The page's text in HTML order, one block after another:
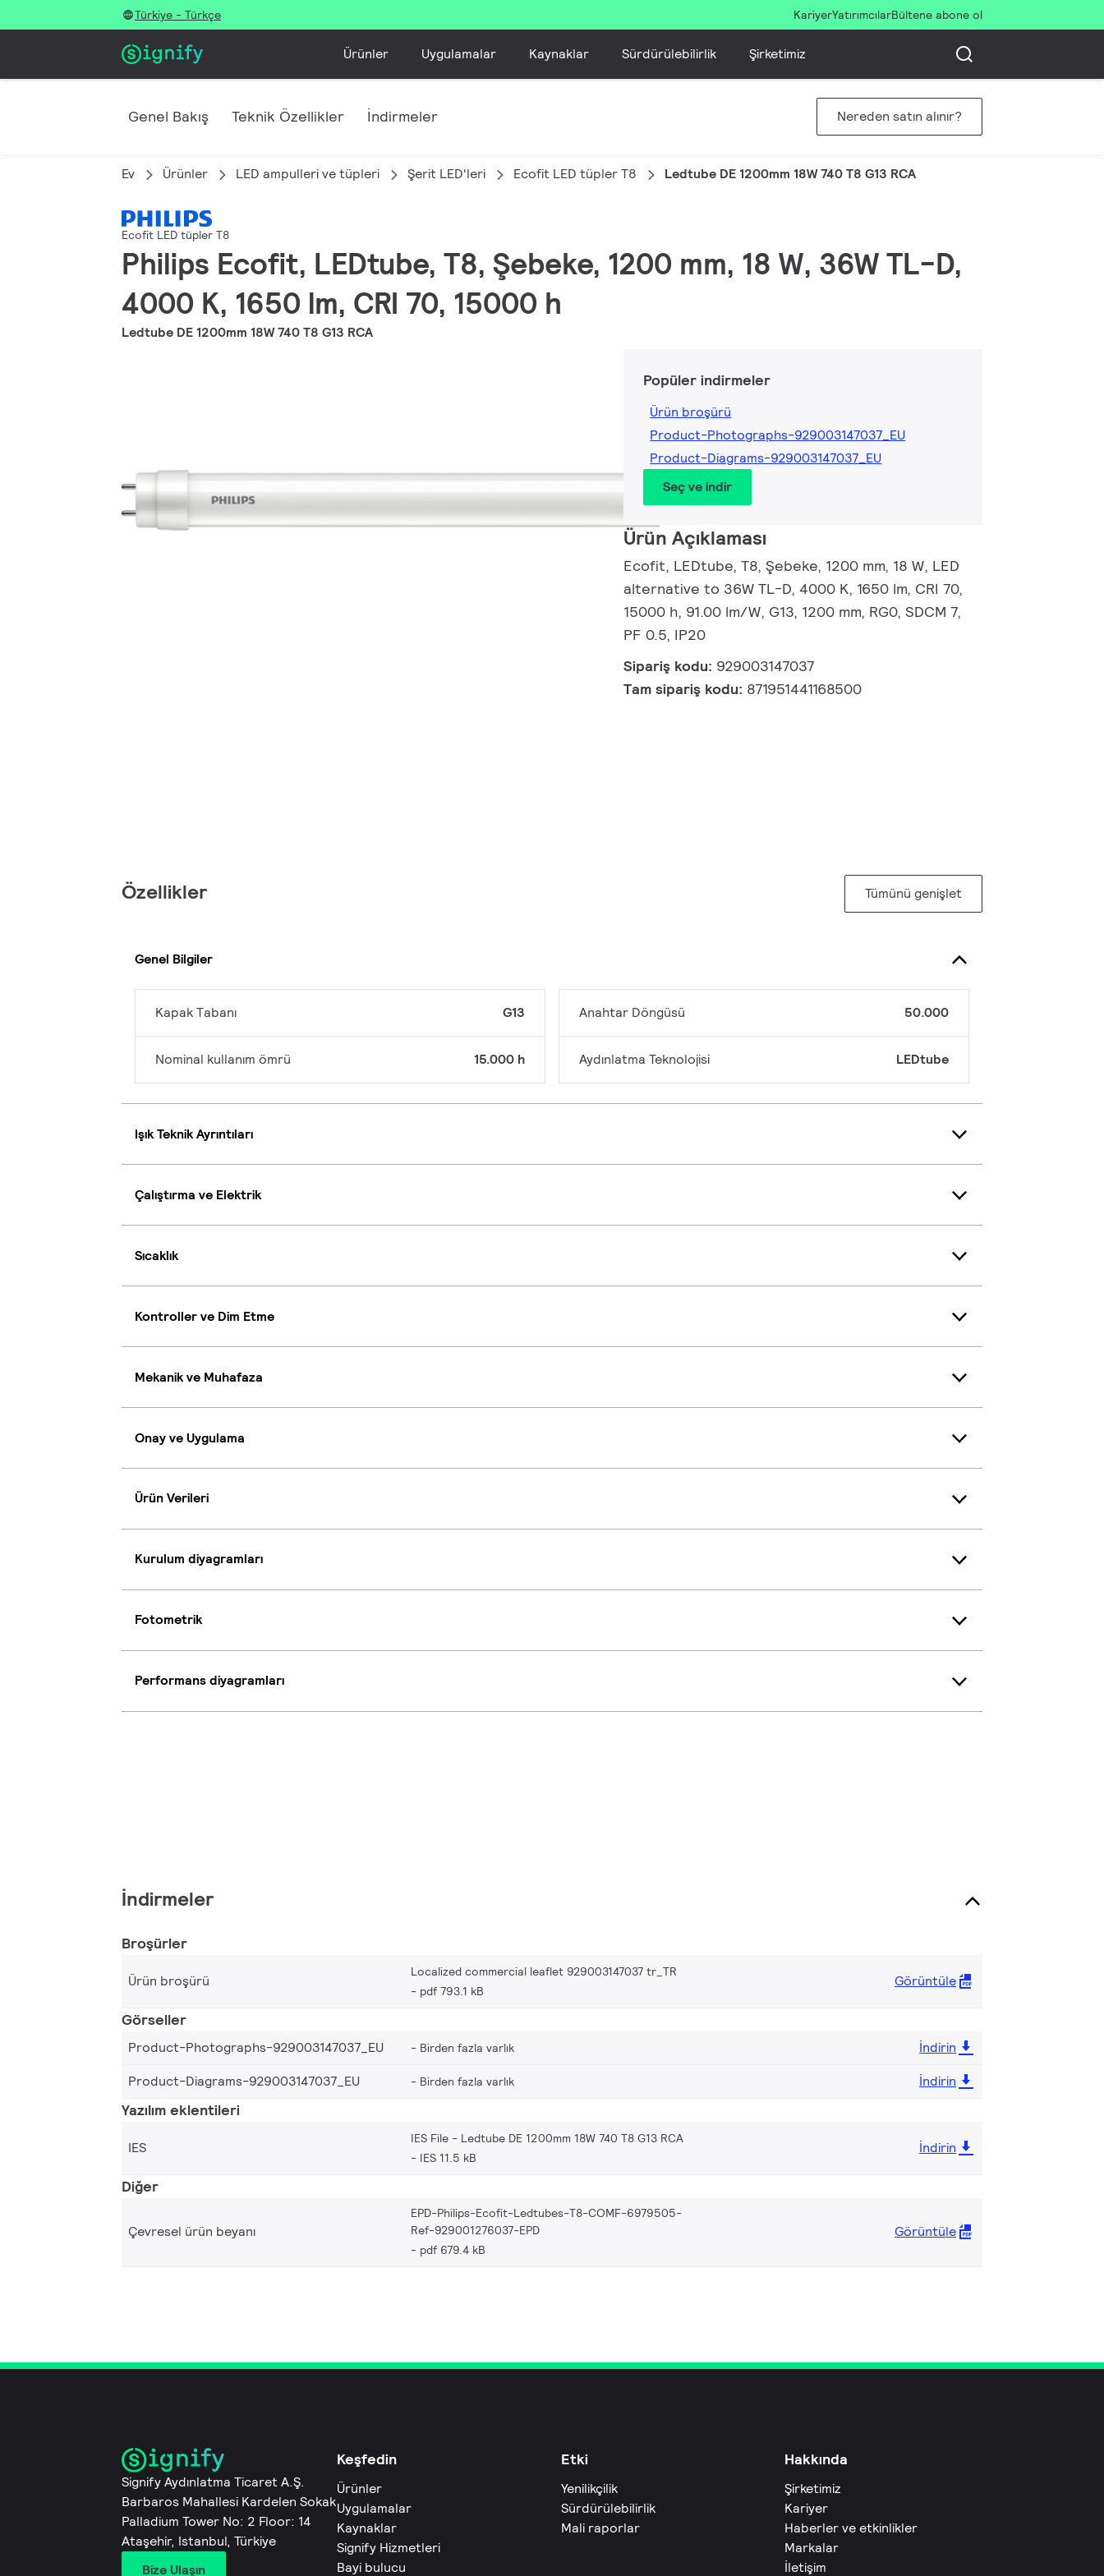
Türkiye - Türkçe KariyerYatırımcılarBültene abone ol
Ürünler Uygulamalar Kaynaklar Sürdürülebilirlik Şirketimiz
Genel Bakış Teknik Özellikler İndirmeler Nereden satın alınır?
Ev Ürünler LED ampulleri ve tüpleri Şerit LED'leri Ecofit LED tüpler T8 Ledtube DE 1200mm 18W 740 T8 G13 RCA
Ecofit LED tüpler T8
Philips Ecofit, LEDtube, T8, Şebeke, 1200 mm, 18 W, 36W TL-D,
4000 K, 1650 lm, CRI 70, 15000 h
Ledtube DE 1200mm 18W 740 T8 G13 RCA
Popüler indirmeler
Ürün broşürü
Product-Photographs-929003147037_EU
Product-Diagrams-929003147037_EU
Seç ve indir
Ürün Açıklaması
Ecofit, LEDtube, T8, Şebeke, 1200 mm, 18 W, LED
alternative to 36W TL-D, 4000 K, 1650 lm, CRI 70,
15000 h, 91.00 lm/W, G13, 1200 mm, RG0, SDCM 7,
PF 0.5, IP20
Sipariş kodu: 929003147037
Tam sipariş kodu: 871951441168500
Özellikler Tümünü genişlet
Genel Bilgiler
Kapak Tabanı G13
Nominal kullanım ömrü 15.000 h
Anahtar Döngüsü 50.000
Aydınlatma Teknolojisi LEDtube
Işık Teknik Ayrıntıları
Çalıştırma ve Elektrik
Sıcaklık
Kontroller ve Dim Etme
Mekanik ve Muhafaza
Onay ve Uygulama
Ürün Verileri
Kurulum diyagramları
Fotometrik
Performans diyagramları
İndirmeler
Broşürler
Ürün broşürü
Localized commercial leaflet 929003147037 tr_TR
pdf 793.1 kB
Görüntüle
Görseller
Product-Photographs-929003147037_EU Birden fazla varlık
İndirin
Product-Diagrams-929003147037_EU
Birden fazla varlık İndirin
Yazılım eklentileri
IES
IES File - Ledtube DE 1200mm 18W 740 T8 G13 RCA
IES 11.5 kB
İndirin
Diğer
Çevresel ürün beyanı
EPD-Philips-Ecofit-Ledtubes-T8-COMF-6979505-
Ref-929001276037-EPD
pdf 679.4 kB
Görüntüle
Signify Aydınlatma Ticaret A.Ş.
Barbaros Mahallesi Kardelen Sokak
Palladium Tower No: 2 Floor: 14
Ataşehir, Istanbul, Türkiye
Bize Ulaşın
Keşfedin
Ürünler
Uygulamalar
Kaynaklar
Signify Hizmetleri
Bayi bulucu
Etki
Yenilikçilik
Sürdürülebilirlik
Mali raporlar
Hakkında
Şirketimiz
Kariyer
Haberler ve etkinlikler
Markalar
İletişim